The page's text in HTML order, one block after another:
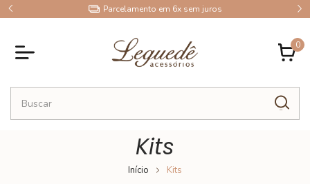
Parcelamento em 6x sem juros
0
Kits
Início Kits